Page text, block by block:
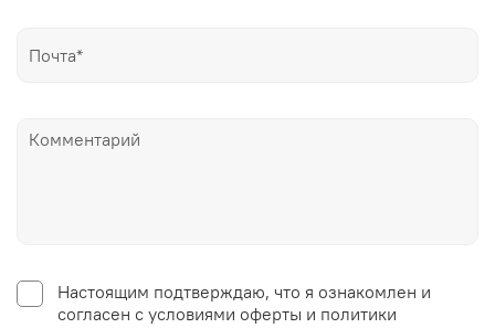
Настоящим подтверждаю, что я ознакомлен и
согласен с условиями оферты и политики